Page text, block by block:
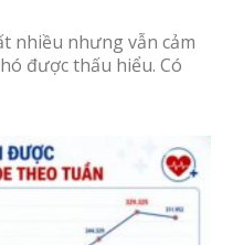
nhiều nhưng vẫn cảm
được thấu hiểu. Có